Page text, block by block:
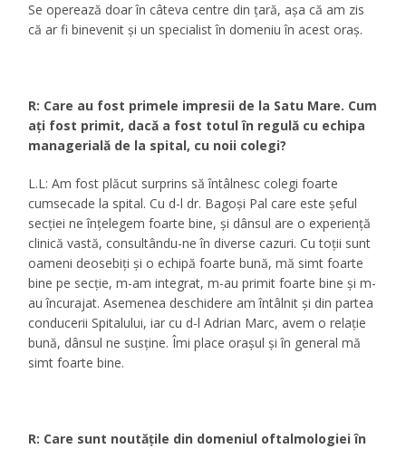
Se operează doar în câteva centre din ţară, aşa că am zis
că ar fi binevenit şi un specialist în domeniu în acest oraş.
R: Care au fost primele impresii de la Satu Mare. Cum
aţi fost primit, dacă a fost totul în regulă cu echipa
managerială de la spital, cu noii colegi?
L.L: Am fost plăcut surprins să întâlnesc colegi foarte
cumsecade la spital. Cu d-l dr. Bagoşi Pal care este şeful
secţiei ne înţelegem foarte bine, şi dânsul are o experienţă
clinică vastă, consultându-ne în diverse cazuri. Cu toţii sunt
oameni deosebiţi şi o echipă foarte bună, mă simt foarte
bine pe secţie, m-am integrat, m-au primit foarte bine şi m-
au încurajat. Asemenea deschidere am întâlnit şi din partea
conducerii Spitalului, iar cu d-l Adrian Marc, avem o relaţie
bună, dânsul ne susţine. Îmi place oraşul şi în general mă
simt foarte bine.
R: Care sunt noutăţile din domeniul oftalmologiei în